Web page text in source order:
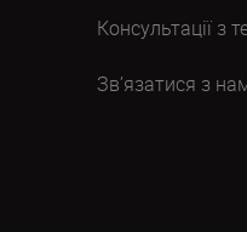
Консультації з
Зв’язатися з